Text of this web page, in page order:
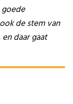
de stem van
daar gaat